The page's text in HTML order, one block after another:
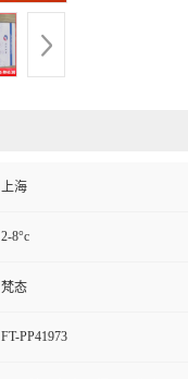
上海
2-8°c
梵态
FT-PP41973